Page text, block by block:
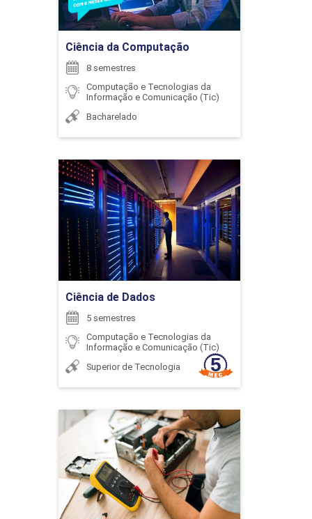
ENCONTRO ACADÊMICO/AVALIAÇÃO
6
ENCONTRO ACADÊMICO/AVALIAÇÃO
ENCONTRO ACADÊMICO/AVALIAÇÃO
6
Ciência da Computação
8 semestres
Computação e Tecnologias da
Informação e Comunicação (Tic)
Bacharelado
Ir para Inscrição
Ciência de Dados
5 semestres
Computação e Tecnologias da
Informação e Comunicação (Tic)
Superior de Tecnologia
Ciência de Dados
Detalhes do curso
Ir para Inscrição
Curso Técnico em
Eletroeletrônica
Detalhes do curso